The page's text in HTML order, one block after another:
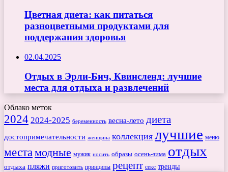
Цветная диета: как питаться
разноцветными продуктами для
поддержания здоровья
02.04.2025
Отдых в Эрли-Бич, Квинсленд: лучшие
места для отдыха и развлечений
Облако меток
2024 2024-2025 беременность весна-лето диета
достопримечательности женщина коллекция лучшие меню
места модные мужик носить образы осень-зима отдых
отдыха пляжи приготовить принципы рецепт секс тренды